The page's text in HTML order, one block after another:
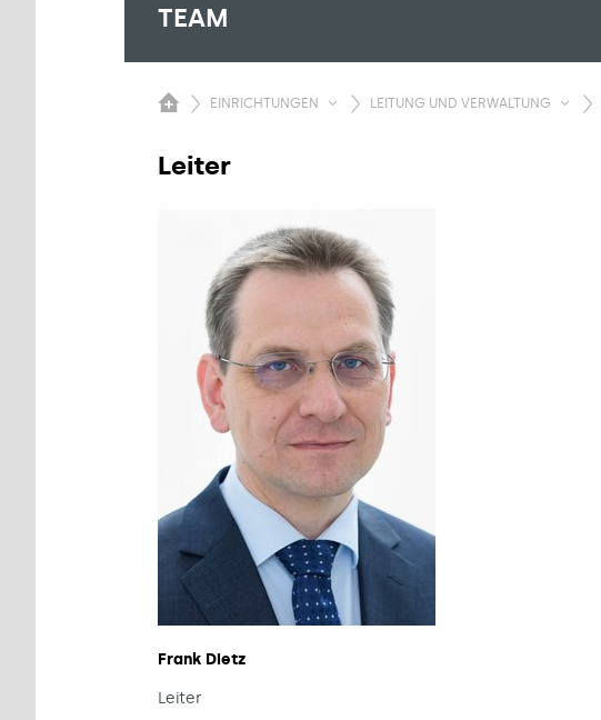
TEAM
EINRICHTUNGEN LEITUNG UND VERWALTUNG
Leiter
Frank Dietz
Leiter